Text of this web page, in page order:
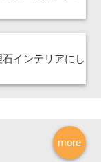
インテリアにし
more